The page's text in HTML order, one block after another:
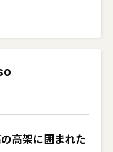
高架に囲まれた